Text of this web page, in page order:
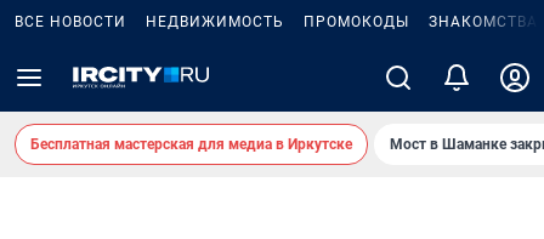
ВСЕ НОВОСТИ НЕДВИЖИМОСТЬ ПРОМОКОДЫ ЗНАКОМСТВА
Бесплатная мастерская для медиа в Иркутске Мост в Шаманке